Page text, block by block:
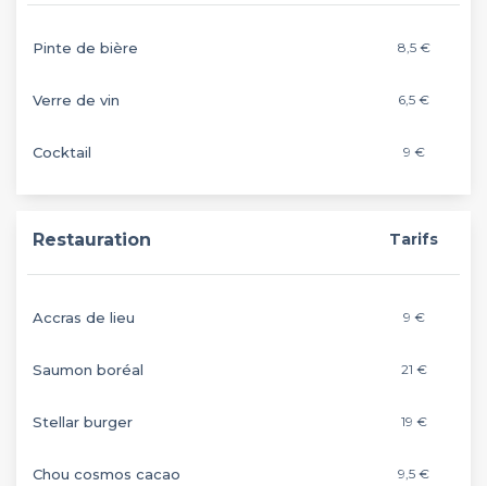
Pinte de bière 8,5 €
Verre de vin 6,5 €
Cocktail 9 €
Restauration Tarifs
Accras de lieu 9 €
Saumon boréal 21 €
Stellar burger 19 €
Chou cosmos cacao 9,5 €